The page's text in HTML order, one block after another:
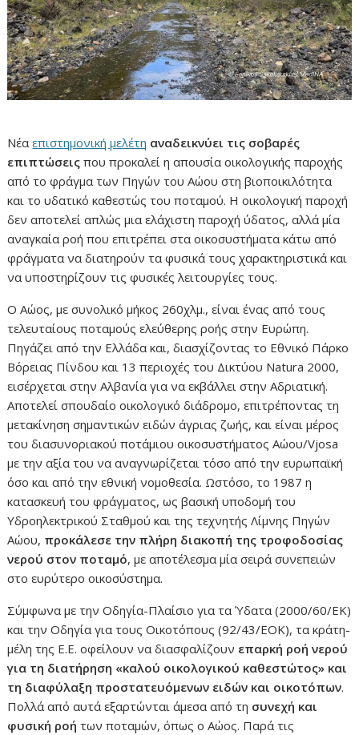
Νέαεπιστημονική μελέτη αναδεικνύει τις σοβαρές
επιπτώσεις που προκαλεί η απουσία οικολογικής παροχής
από το φράγμα των Πηγών του Αώου στη βιοποικιλότητα
και το υδατικό καθεστώς του ποταμού. Η οικολογική παροχή
δεν αποτελεί απλώς μια ελάχιστη παροχή ύδατος, αλλά μία
αναγκαία ροή που επιτρέπει στα οικοσυστήματα κάτω από
φράγματα να διατηρούν τα φυσικά τους χαρακτηριστικά και
να υποστηρίζουν τις φυσικές λειτουργίες τους.
Ο Αώος, με συνολικό μήκος 260χλμ., είναι ένας από τους
τελευταίους ποταμούς ελεύθερης ροής στην Ευρώπη.
Πηγάζει από την Ελλάδα και, διασχίζοντας το Εθνικό Πάρκο
Βόρειας Πίνδου και 13 περιοχές του Δικτύου Natura 2000,
εισέρχεται στην Αλβανία για να εκβάλλει στην Αδριατική.
Αποτελεί σπουδαίο οικολογικό διάδρομο, επιτρέποντας τη
μετακίνηση σημαντικών ειδών άγριας ζωής, και είναι μέρος
του διασυνοριακού ποτάμιου οικοσυστήματος Αώου/Vjosa
με την αξία του να αναγνωρίζεται τόσο από την ευρωπαϊκή
όσο και από την εθνική νομοθεσία. Ωστόσο, το 1987 η
κατασκευή του φράγματος, ως βασική υποδομή του
Υδροηλεκτρικού Σταθμού και της τεχνητής Λίμνης Πηγών
Αώου, προκάλεσε την πλήρη διακοπή της τροφοδοσίας
νερού στον ποταμό, με αποτέλεσμα μία σειρά συνεπειών
στο ευρύτερο οικοσύστημα.
Σύμφωνα με την Οδηγία-Πλαίσιο για τα Ύδατα (2000/60/ΕΚ)
και την Οδηγία για τους Οικοτόπους (92/43/ΕΟΚ), τα κράτη-
μέλη της Ε.Ε. οφείλουν να διασφαλίζουν επαρκή ροή νερού
για τη διατήρηση «καλού οικολογικού καθεστώτος» και
τη διαφύλαξη προστατευόμενων ειδών και οικοτόπων.
Πολλά από αυτά εξαρτώνται άμεσα από τη συνεχή και
φυσική ροή των ποταμών, όπως ο Αώος. Παρά τις